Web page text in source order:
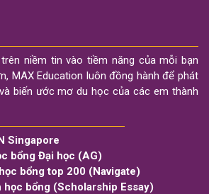
niềm tin vào tiềm năng của mỗi bạn
MAX Education luôn đồng hành để phát
biến ước mơ du học của các em thành
Singapore
bổng Đại học (AG)
bổng top 200 (Navigate)
học bổng (Scholarship Essay)